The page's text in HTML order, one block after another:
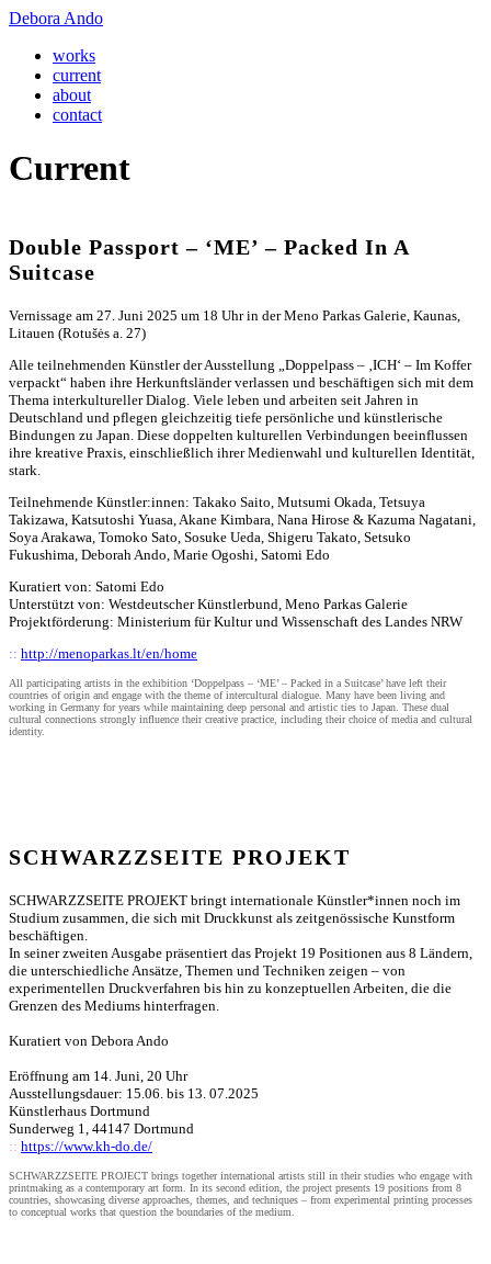
Debora Ando
works
current
about
contact
Current
Double Passport – ‘ME’ – Packed In A
Suitcase
Vernissage am 27. Juni 2025 um 18 Uhr in der Meno Parkas Galerie, Kaunas,
Litauen (Rotušės a. 27)
Alle teilnehmenden Künstler der Ausstellung „Doppelpass – ‚ICH‘ – Im Koffer
verpackt“ haben ihre Herkunftsländer verlassen und beschäftigen sich mit dem
Thema interkultureller Dialog. Viele leben und arbeiten seit Jahren in
Deutschland und pflegen gleichzeitig tiefe persönliche und künstlerische
Bindungen zu Japan. Diese doppelten kulturellen Verbindungen beeinflussen
ihre kreative Praxis, einschließlich ihrer Medienwahl und kulturellen Identität,
stark.
Teilnehmende Künstler:innen: Takako Saito, Mutsumi Okada, Tetsuya
Takizawa, Katsutoshi Yuasa, Akane Kimbara, Nana Hirose & Kazuma Nagatani,
Soya Arakawa, Tomoko Sato, Sosuke Ueda, Shigeru Takato, Setsuko
Fukushima, Deborah Ando, Marie Ogoshi, Satomi Edo
Kuratiert von: Satomi Edo
Unterstützt von: Westdeutscher Künstlerbund, Meno Parkas Galerie
Projektförderung: Ministerium für Kultur und Wissenschaft des Landes NRW
:: http://menoparkas.lt/en/home
All participating artists in the exhibition ‘Doppelpass – ‘ME’ – Packed in a Suitcase’ have left their
countries of origin and engage with the theme of intercultural dialogue. Many have been living and
working in Germany for years while maintaining deep personal and artistic ties to Japan. These dual
cultural connections strongly influence their creative practice, including their choice of media and cultural
identity.
SCHWARZZSEITE PROJEKT
SCHWARZZSEITE PROJEKT bringt internationale Künstler*innen noch im
Studium zusammen, die sich mit Druckkunst als zeitgenössische Kunstform
beschäftigen.
In seiner zweiten Ausgabe präsentiert das Projekt 19 Positionen aus 8 Ländern,
die unterschiedliche Ansätze, Themen und Techniken zeigen – von
experimentellen Druckverfahren bis hin zu konzeptuellen Arbeiten, die die
Grenzen des Mediums hinterfragen.
Kuratiert von Debora Ando
Eröffnung am 14. Juni, 20 Uhr
Ausstellungsdauer: 15.06. bis 13. 07.2025
Künstlerhaus Dortmund
Sunderweg 1, 44147 Dortmund
:: https://www.kh-do.de/
SCHWARZZSEITE PROJECT brings together international artists still in their studies who engage with
printmaking as a contemporary art form. In its second edition, the project presents 19 positions from 8
countries, showcasing diverse approaches, themes, and techniques – from experimental printing processes
to conceptual works that question the boundaries of the medium.